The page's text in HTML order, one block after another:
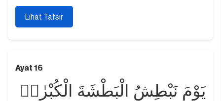
Lihat Tafsir
Ayat 16
يَوْمَ نَبْطِشُ الْبَطْشَةَ الْكُبْرٰىۚ